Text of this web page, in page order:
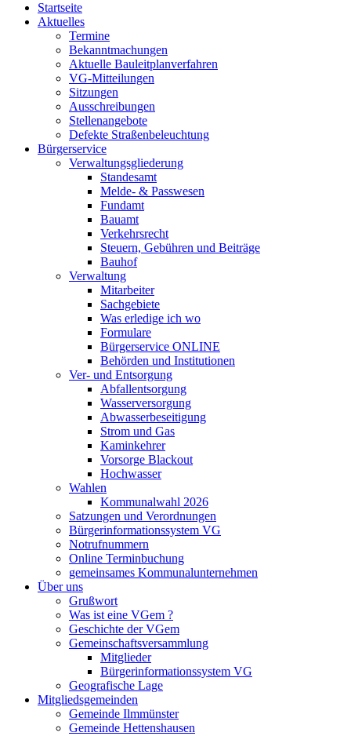
Startseite
Aktuelles
Termine
Bekanntmachungen
Aktuelle Bauleitplanverfahren
VG-Mitteilungen
Sitzungen
Ausschreibungen
Stellenangebote
Defekte Straßenbeleuchtung
Bürgerservice
Verwaltungsgliederung
Standesamt
Melde- & Passwesen
Fundamt
Bauamt
Verkehrsrecht
Steuern, Gebühren und Beiträge
Bauhof
Verwaltung
Mitarbeiter
Sachgebiete
Was erledige ich wo
Formulare
Bürgerservice ONLINE
Behörden und Institutionen
Ver- und Entsorgung
Abfallentsorgung
Wasserversorgung
Abwasserbeseitigung
Strom und Gas
Kaminkehrer
Vorsorge Blackout
Hochwasser
Wahlen
Kommunalwahl 2026
Satzungen und Verordnungen
Bürgerinformationssystem VG
Notrufnummern
Online Terminbuchung
gemeinsames Kommunalunternehmen
Über uns
Grußwort
Was ist eine VGem ?
Geschichte der VGem
Gemeinschaftsversammlung
Mitglieder
Bürgerinformationssystem VG
Geografische Lage
Mitgliedsgemeinden
Gemeinde Ilmmünster
Gemeinde Hettenshausen